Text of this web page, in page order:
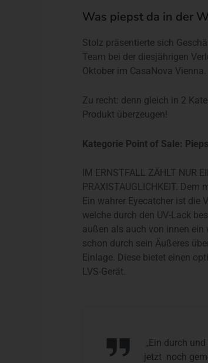
Was piepst da in der
Stolz präsentierte sich
Team bei der diesjährigen
Oktober im CasaNova Vienna.
Zu recht: denn gleich in 2
Produkt überzeugen!
Kategorie Point of Sale:
IM ERNSTFALL ZÄHLT NUR
PRAXISTAUGLICHKEIT.
Ein wahrer Eyecatcher ist die
welche durch den UV-Lack
außen als auch von innen
schon durch sein Äußeres
Einlage. Diese bietet einen
LVS-Gerät.
,,Ein durch
jetzt noch